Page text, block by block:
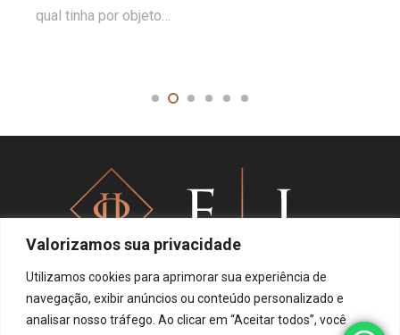
Valorizamos sua privacidade
Utilizamos cookies para aprimorar sua experiência de
navegação, exibir anúncios ou conteúdo personalizado e
analisar nosso tráfego. Ao clicar em “Aceitar todos”, você
qual tinha por objeto…
Política de privacidade